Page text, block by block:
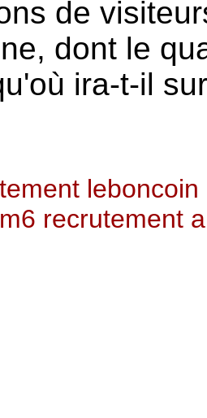
de
dont le
ira-t-il
m6 recrutement